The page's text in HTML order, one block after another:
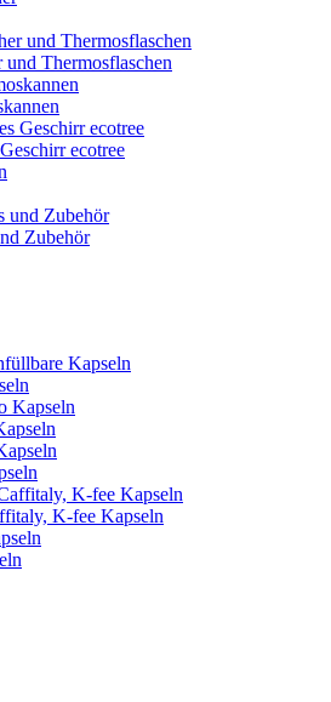
und Thermosflaschen
ecotree
Zubehör
Kapseln
K-fee Kapseln